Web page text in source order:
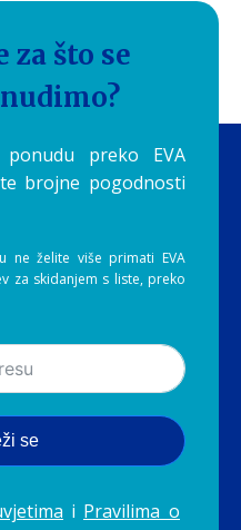
rituale pretvaraju u
za što se
preko EVA
brojne pogodnosti
ne želite više primati EVA
za skidanjem s liste, preko
se
i Pravilima o